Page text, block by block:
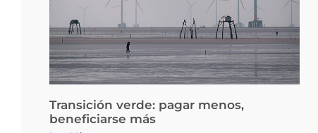
Transición verde: pagar menos,
beneficiarse más